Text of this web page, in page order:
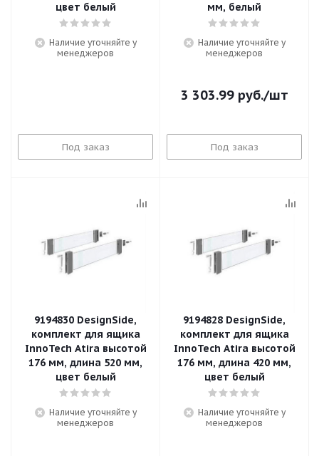
цвет белый
Наличие уточняйте у
менеджеров
Под заказ
мм, белый
Наличие уточняйте у
менеджеров
3 303.99руб./шт
Под заказ
9194830 DesignSide,
комплект для ящика
InnoTech Atira высотой
176 мм, длина 520 мм,
цвет белый
Наличие уточняйте у
менеджеров
9194828 DesignSide,
комплект для ящика
InnoTech Atira высотой
176 мм, длина 420 мм,
цвет белый
Наличие уточняйте у
менеджеров